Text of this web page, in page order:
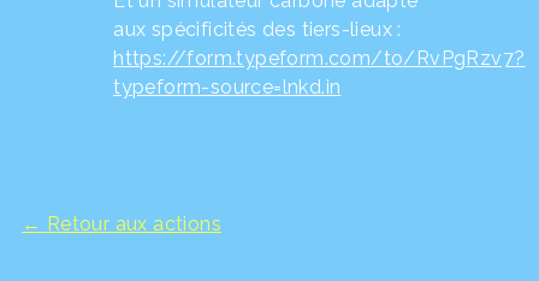
aux spécificités des tiers-lieux :
https://form.typeform.com/to/RvPgRzv7?
typeform-source=lnkd.in
← Retour aux actions